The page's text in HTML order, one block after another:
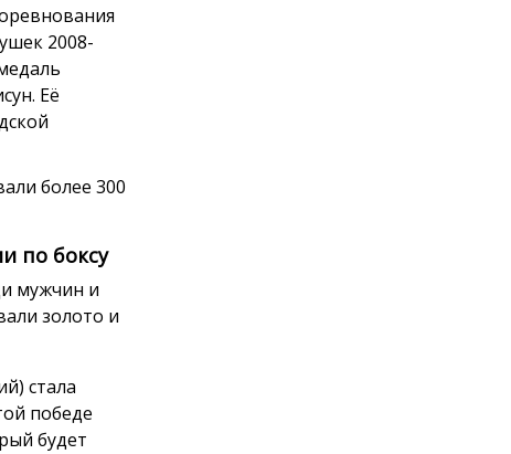
2008-
Её
более 300
по боксу
мужчин и
золото и
стала
победе
будет